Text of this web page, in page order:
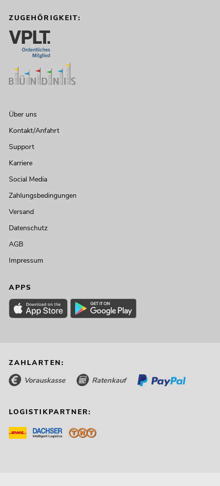
ZUGEHÖRIGKEIT:
Über uns
Kontakt/Anfahrt
Support
Karriere
Social Media
Zahlungsbedingungen
Versand
Datenschutz
AGB
Impressum
APPS
ZAHLARTEN:
Vorauskasse Ratenkauf
LOGISTIKPARTNER: